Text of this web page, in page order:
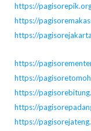
https://
https://
https://
https://
https://
https://
https://
https://